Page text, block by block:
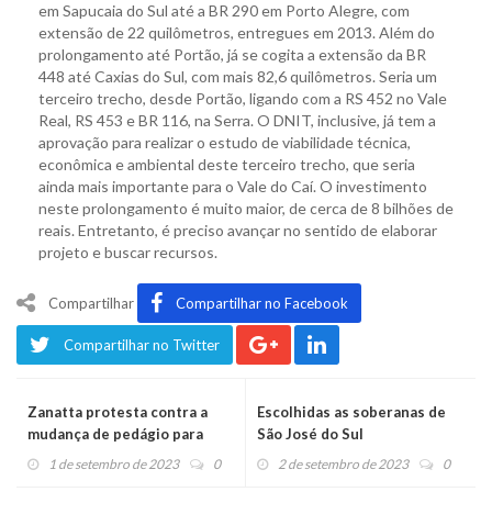
em Sapucaia do Sul até a BR 290 em Porto Alegre, com
extensão de 22 quilômetros, entregues em 2013. Além do
prolongamento até Portão, já se cogita a extensão da BR
448 até Caxias do Sul, com mais 82,6 quilômetros. Seria um
terceiro trecho, desde Portão, ligando com a RS 452 no Vale
Real, RS 453 e BR 116, na Serra. O DNIT, inclusive, já tem a
aprovação para realizar o estudo de viabilidade técnica,
econômica e ambiental deste terceiro trecho, que seria
ainda mais importante para o Vale do Caí. O investimento
neste prolongamento é muito maior, de cerca de 8 bilhões de
reais. Entretanto, é preciso avançar no sentido de elaborar
projeto e buscar recursos.
Compartilhar Compartilhar no Facebook
Compartilhar no Twitter
Zanatta protesta contra a
mudança de pedágio para
Montenegro
1 de setembro de 2023 0
Escolhidas as soberanas de
São José do Sul
2 de setembro de 2023 0